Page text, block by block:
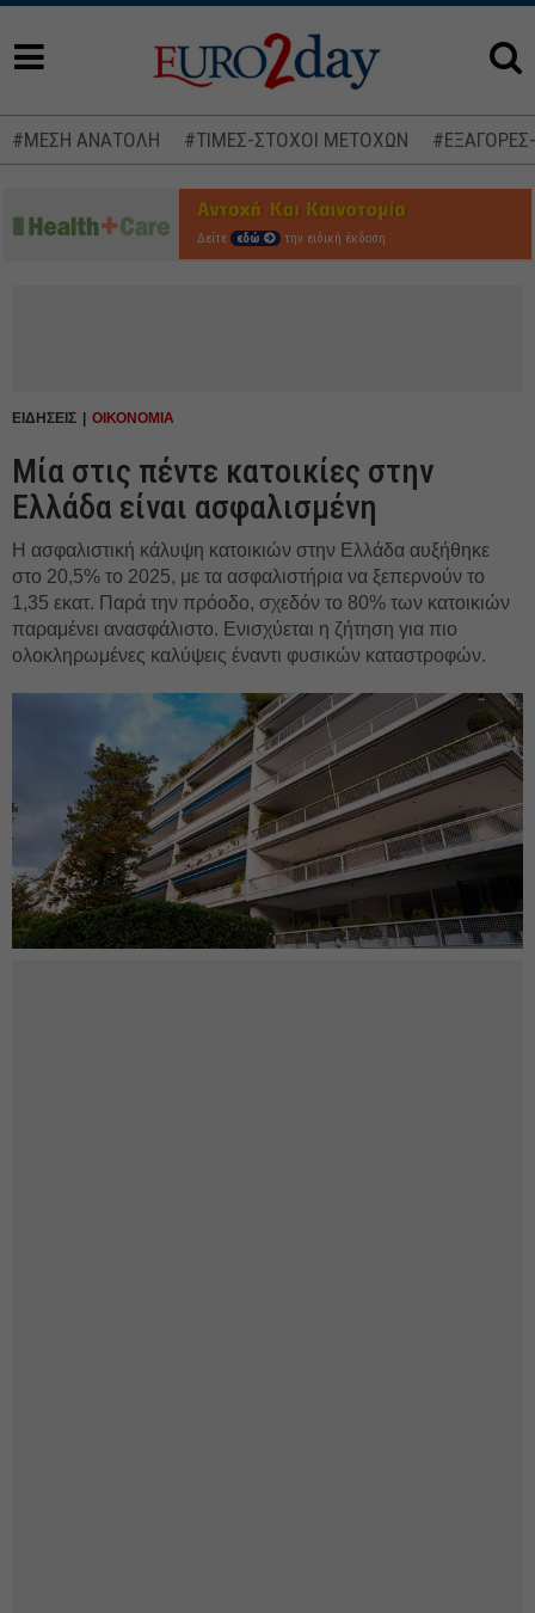
#ΜΕΣΗ ΑΝΑΤΟΛΗ #ΤΙΜΕΣ-ΣΤΟΧΟΙ ΜΕΤΟΧΩΝ
Δείτε εδώ την ειδική έκδοση
ΕΙΔΗΣΕΙΣ ΟΙΚΟΝΟΜΙΑ
Μία στις πέντε κατοικίες στην
Ελλάδα είναι ασφαλισμένη
Η ασφαλιστική κάλυψη κατοικιών στην Ελλάδα αυξήθηκε
στο 20,5% το 2025, με τα ασφαλιστήρια να ξεπερνούν το
1,35 εκατ. Παρά την πρόοδο, σχεδόν το 80% των κατοικιών
παραμένει ανασφάλιστο. Ενισχύεται η ζήτηση για πιο
ολοκληρωμένες καλύψεις έναντι φυσικών καταστροφών.